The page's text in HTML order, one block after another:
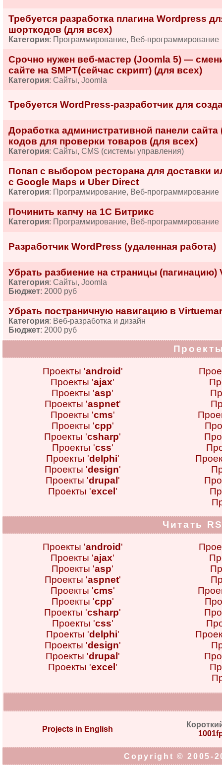
Требуется разработка плагина Wordpress
шорткодов (для всех)
Категория: Программирование, Веб-программирование
Срочно нужен веб-мастер (Joomla 5) —
сайте на SMPT(сейчас скрипт) (для всех)
Категория: Сайты, Joomla
Требуется WordPress-разработчик для
Доработка административной панели сайта
кодов для проверки товаров (для всех)
Категория: Сайты, CMS (системы управления)
Попап с выбором ресторана для доставки
с Google Maps и Uber Direct
Категория: Программирование, Веб-программирование
Починить капчу на 1C Битрикс
Категория: Программирование, Веб-программирование
Разработчик WordPress (удаленная работа)
Убрать разбиение на страницы (пагинацию)
Категория: Сайты, Joomla
Бюджет: 2000 руб
Убрать постраничную навигацию в
Категория: Веб-разработка и дизайн
Бюджет: 2000 руб
Проекты 'android '
Проекты 'ajax'
Проекты 'asp'
Проекты 'aspnet'
Проекты 'cms'
Проекты 'cpp'
Проекты 'csharp'
Проекты 'css'
Проекты 'delphi'
Проекты 'design'
Проекты 'drupal '
Проекты 'excel '
Читать
Проекты 'android '
Проекты 'ajax'
Проекты 'asp'
Проекты 'aspnet'
Проекты 'cms'
Проекты 'cpp'
Проекты 'csharp'
Проекты 'css'
Проекты 'delphi'
Проекты 'design'
Проекты 'drupal '
Проекты 'excel '
Projects in English
Copyright © 2005-